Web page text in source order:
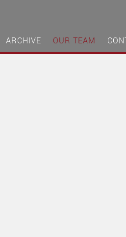
ARCHIVE OUR TEAM